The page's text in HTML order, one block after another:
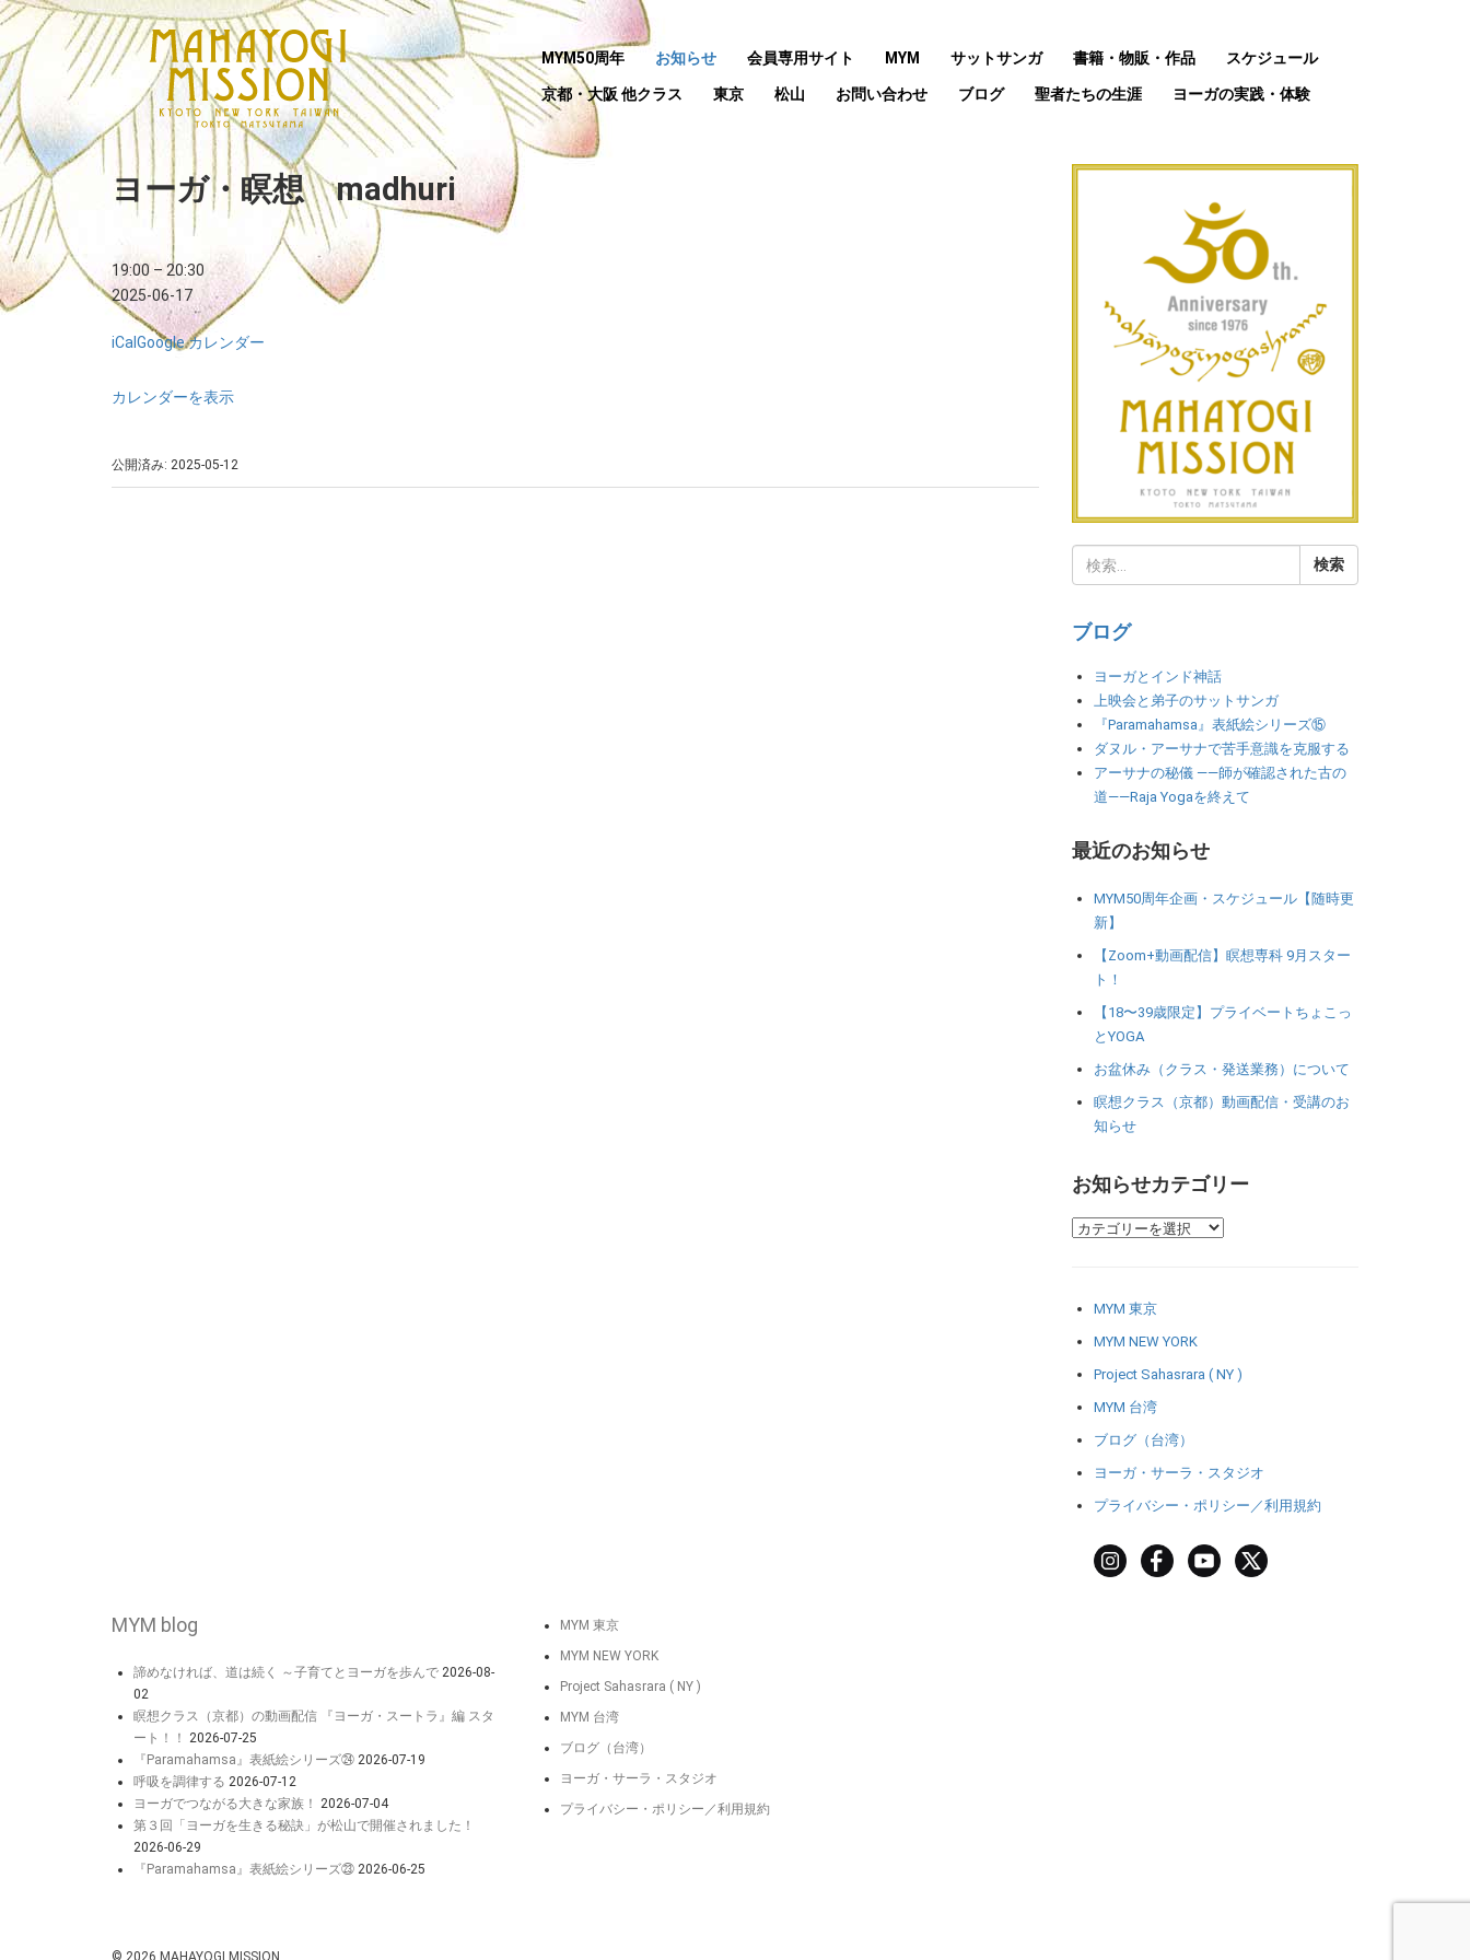
MYM50周年 お知らせ 会員専用サイト MYM サットサンガ 書籍・物販・作品 スケジュール
京都・大阪 他クラス 東京 松山 お問い合わせ ブログ 聖者たちの生涯 ヨーガの実践・体験
ヨーガ・瞑想 madhuri
19:00 – 20:30
2025-06-17
iCal Google カレンダー
カレンダーを表示
公開済み: 2025-05-12
ブログ
ヨーガとインド神話
上映会と弟子のサットサンガ
『Paramahamsa』表紙絵シリーズ⑮
ダヌル・アーサナで苦手意識を克服する
アーサナの秘儀 ――師が確認された古の
道――Raja Yogaを終えて
最近のお知らせ
MYM50周年企画・スケジュール【随時更
新】
【Zoom+動画配信】瞑想専科 9月スター
ト！
【18〜39歳限定】プライベートちょこっ
とYOGA
お盆休み（クラス・発送業務）について
瞑想クラス（京都）動画配信・受講のお
知らせ
お知らせカテゴリー
MYM 東京
MYM NEW YORK
Project Sahasrara ( NY )
MYM 台湾
ブログ（台湾）
ヨーガ・サーラ・スタジオ
プライバシー・ポリシー／利用規約
MYM blog
諦めなければ、道は続く ～子育てとヨーガを歩んで 2026-08-
02
瞑想クラス（京都）の動画配信 『ヨーガ・スートラ』編 スタ
ート！！
2026-07-25
『Paramahamsa』表紙絵シリーズ㉔ 2026-07-19
呼吸を調律する 2026-07-12
ヨーガでつながる大きな家族！
2026-07-04
第３回「ヨーガを生きる秘訣」が松山で開催されました！
2026-06-29
『Paramahamsa』表紙絵シリーズ㉓ 2026-06-25
MYM 東京
MYM NEW YORK
Project Sahasrara ( NY )
MYM 台湾
ブログ（台湾）
ヨーガ・サーラ・スタジオ
プライバシー・ポリシー／利用規約
© 2026 MAHAYOGI MISSION